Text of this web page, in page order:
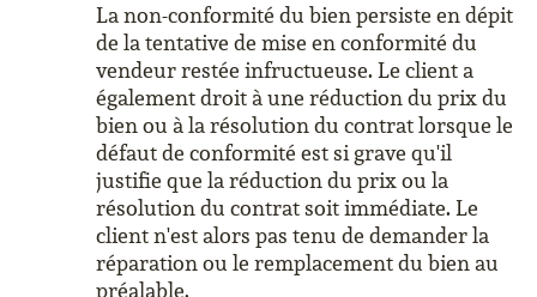
La non-conformité du bien persiste en dépit
de la tentative de mise en conformité du
vendeur restée infructueuse. Le client a
également droit à une réduction du prix du
bien ou à la résolution du contrat lorsque le
défaut de conformité est si grave qu'il
justifie que la réduction du prix ou la
résolution du contrat soit immédiate. Le
client n'est alors pas tenu de demander la
réparation ou le remplacement du bien au
préalable.